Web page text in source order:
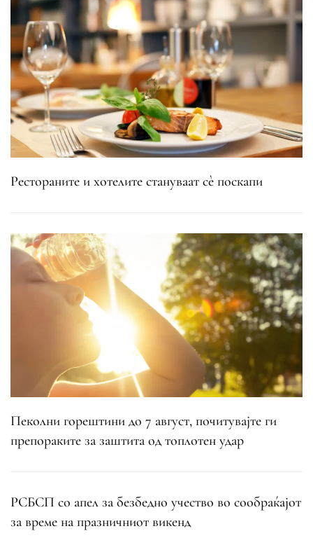
Рестораните и хотелите стануваат сè поскапи
Пеколни горештини до 7 август, почитувајте ги
препораките за заштита од топлотен удар
РСБСП со апел за безбедно учество во сообраќајот
за време на празничниот викенд